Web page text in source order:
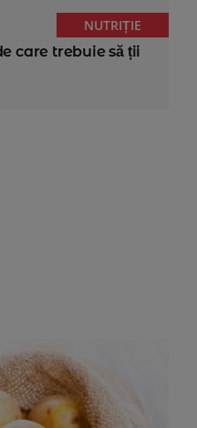
NUTRIȚIE
care trebuie să ții